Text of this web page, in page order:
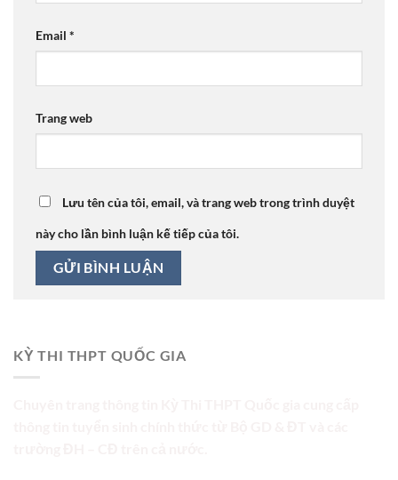
Email *
Trang web
Lưu tên của tôi, email, và trang web trong trình duyệt
này cho lần bình luận kế tiếp của tôi.
KỲ THI THPT QUỐC GIA